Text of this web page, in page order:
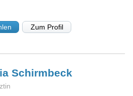
Zum Profil
Schirmbeck